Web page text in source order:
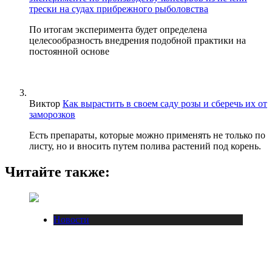
трески на судах прибрежного рыболовства
По итогам эксперимента будет определена
целесообразность внедрения подобной практики на
постоянной основе
Виктор Как вырастить в своем саду розы и сберечь их от
заморозков
Есть препараты, которые можно применять не только по
листу, но и вносить путем полива растений под корень.
Читайте также:
Новости